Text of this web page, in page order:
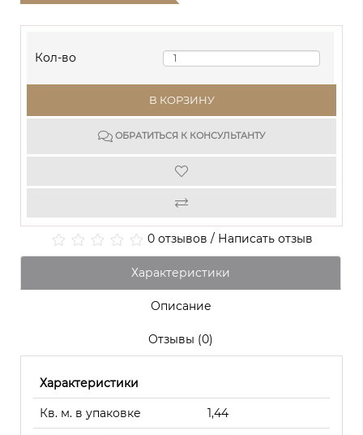
Кол-во
В КОРЗИНУ
ОБРАТИТЬСЯ К КОНСУЛЬТАНТУ
0 отзывов / Написать отзыв
Характеристики
Описание
Отзывы (0)
Характеристики
Кв. м. в упаковке 1,44